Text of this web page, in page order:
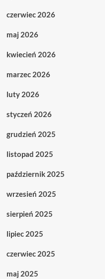
czerwiec 2026
maj 2026
kwiecień 2026
marzec 2026
luty 2026
styczeń 2026
grudzień 2025
listopad 2025
październik 2025
wrzesień 2025
sierpień 2025
lipiec 2025
czerwiec 2025
maj 2025